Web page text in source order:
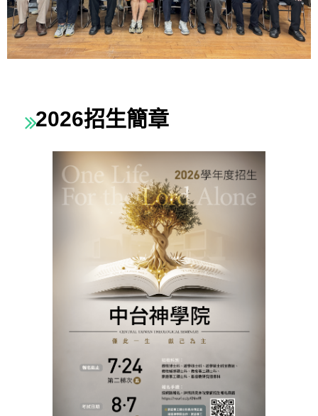
2026招生簡章